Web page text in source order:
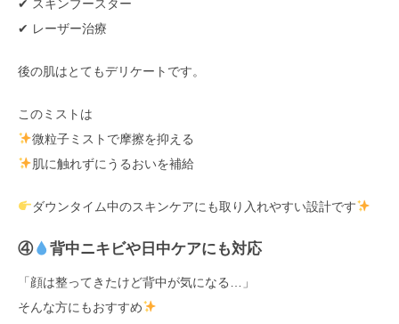
✔ スキンブースター
✔ レーザー治療
後の肌はとてもデリケートです。
このミストは
微粒子ミストで摩擦を抑える
肌に触れずにうるおいを補給
ダウンタイム中のスキンケアにも取り入れやすい設計です
④ 背中ニキビや日中ケアにも対応
「顔は整ってきたけど背中が気になる…」
そんな方にもおすすめ